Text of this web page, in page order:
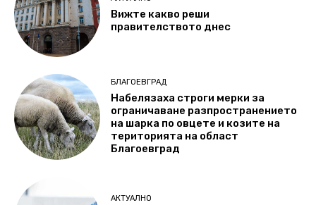
Вижте какво реши
правителството днес
БЛАГОЕВГРАД
Набелязаха строги мерки за
ограничаване разпространението
на шарка по овцете и козите на
територията на област
Благоевград
АКТУАЛНО